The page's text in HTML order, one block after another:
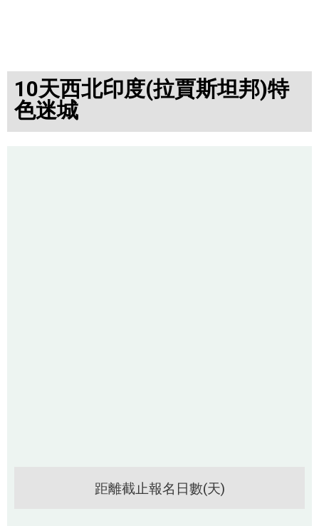
10天西北印度(拉賈斯坦邦)特
色迷城
距離截止報名日數(天)